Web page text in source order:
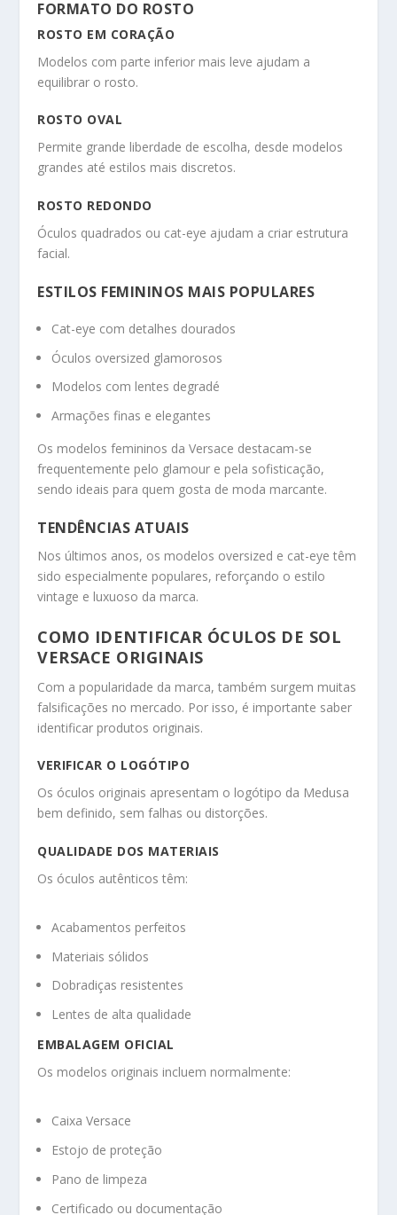
FORMATO DO ROSTO
ROSTO EM CORAÇÃO
Modelos com parte inferior mais leve ajudam a
equilibrar o rosto.
ROSTO OVAL
Permite grande liberdade de escolha, desde modelos
grandes até estilos mais discretos.
ROSTO REDONDO
Óculos quadrados ou cat-eye ajudam a criar estrutura
facial.
ESTILOS FEMININOS MAIS POPULARES
Cat-eye com detalhes dourados
Óculos oversized glamorosos
Modelos com lentes degradé
Armações finas e elegantes
Os modelos femininos da Versace destacam-se
frequentemente pelo glamour e pela sofisticação,
sendo ideais para quem gosta de moda marcante.
TENDÊNCIAS ATUAIS
Nos últimos anos, os modelos oversized e cat-eye têm
sido especialmente populares, reforçando o estilo
vintage e luxuoso da marca.
COMO IDENTIFICAR ÓCULOS DE SOL
VERSACE ORIGINAIS
Com a popularidade da marca, também surgem muitas
falsificações no mercado. Por isso, é importante saber
identificar produtos originais.
VERIFICAR O LOGÓTIPO
Os óculos originais apresentam o logótipo da Medusa
bem definido, sem falhas ou distorções.
QUALIDADE DOS MATERIAIS
Os óculos autênticos têm:
Acabamentos perfeitos
Materiais sólidos
Dobradiças resistentes
Lentes de alta qualidade
EMBALAGEM OFICIAL
Os modelos originais incluem normalmente:
Caixa Versace
Estojo de proteção
Pano de limpeza
Certificado ou documentação